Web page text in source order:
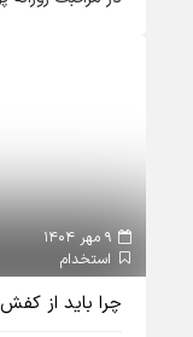
استخدام
چرا باید از